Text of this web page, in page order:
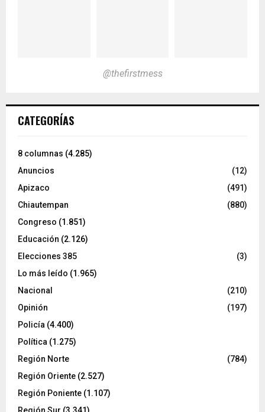
@thefirstmess
CATEGORÍAS
8 columnas (4.285)
Anuncios
(12)
Apizaco
(491)
Chiautempan
(880)
Congreso (1.851)
Educación (2.126)
Elecciones 385
(3)
Lo más leído (1.965)
Nacional
(210)
Opinión
(197)
Policía (4.400)
Política (1.275)
Región Norte
(784)
Región Oriente (2.527)
Región Poniente (1.107)